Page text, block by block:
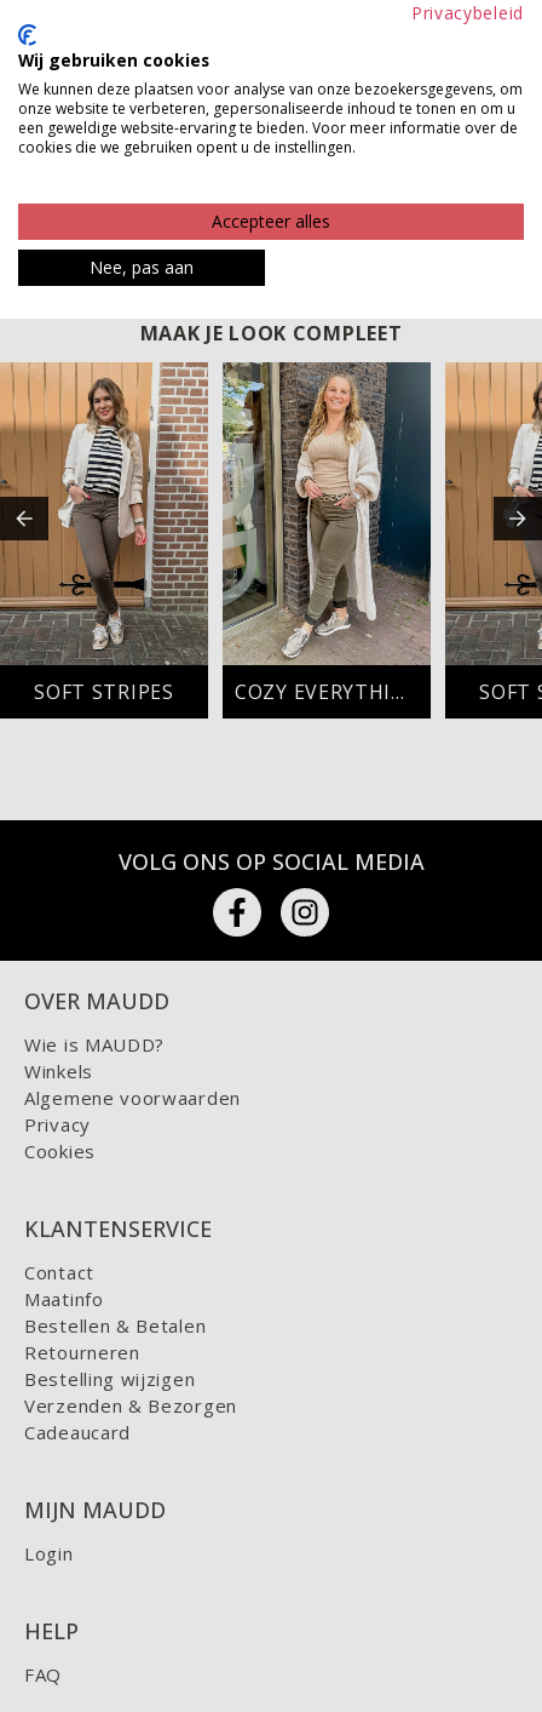
voor een gestroomlijnde look en maakt deze broek de
perfecte basis voor elke outfit. NORFY staat bekend om
kwaliteit voor een fijne prijs en dat voel je meteen
zodra je deze broek aantrekt. Een echte musthave die
Betaalinformatie
MAAK JE LOOK COMPLEET
SOFT STRIPES COZY EVERYTHING SOFT
VOLG ONS OP SOCIAL MEDIA
OVER MAUDD
Wie is MAUDD?
Winkels
Algemene voorwaarden
Privacy
Cookies
KLANTENSERVICE
Contact
Maatinfo
Bestellen & Betalen
Retourneren
Bestelling wijzigen
Verzenden & Bezorgen
Cadeaucard
MIJN MAUDD
Login
HELP
FAQ
Privacybeleid
Wij gebruiken cookies
We kunnen deze plaatsen voor analyse van onze bezoekersgegevens, om
onze website te verbeteren, gepersonaliseerde inhoud te tonen en om u
een geweldige website-ervaring te bieden. Voor meer informatie over de
cookies die we gebruiken opent u de instellingen.
Accepteer alles
Nee, pas aan